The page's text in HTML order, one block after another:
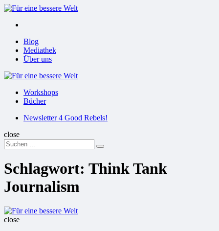
Menu
Menu
Blog
Mediathek
Über uns
Für
Workshops
Bücher
SuchenNewsletter 4 Good Rebels!
close
Search
for:
Suchen
Schlagwort: Think Tank
Journalism
Für
close